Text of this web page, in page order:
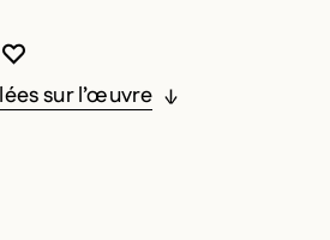
être connecté pour ajouter
modale
sur l’œuvre